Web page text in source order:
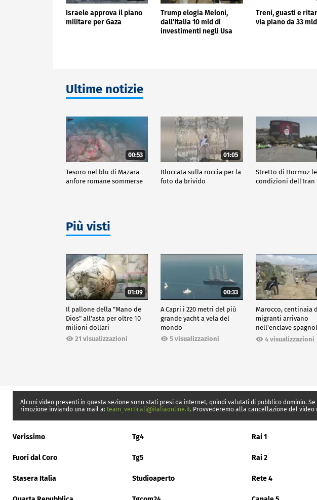
Israele approva il piano
militare per Gaza
Trump elogia Meloni,
dall'Italia 10 mld di
investimenti negli Usa
Treni, guasti e
via piano da 33 mld
Ultime notizie
00:53
Tesoro nel blu di Mazara
anfore romane sommerse
01:05
Bloccata sulla roccia per la
foto da brivido
Stretto di Hormuz le
condizioni dell'Iran
Più visti
01:09
Il pallone della "Mano de
Dios" all'asta per oltre 10
milioni dollari
21 visualizzazioni
00:33
A Capri i 220 metri del più
grande yacht a vela del
mondo
5 visualizzazioni
Marocco, centinaia
migranti arrivano
nell'enclave
Ceuta4 visualizzazioni
Alcuni video presenti in questa sezione sono stati presi da internet, quindi valutati di pubblico dominio.
rimozione inviando una mail a: team_verticali@italiaonline.it. Provvederemo alla cancellazione del video
Verissimo Tg4 Rai 1
Fuori dal Coro Tg5 Rai 2
Stasera Italia Studioaperto Rete 4